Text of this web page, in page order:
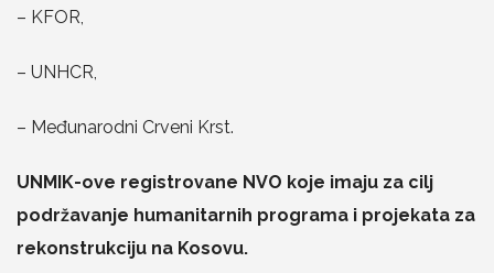
– KFOR,
– UNHCR,
– Međunarodni Crveni Krst.
UNMIK-ove registrovane NVO koje imaju za cilj
podržavanje humanitarnih programa i projekata za
rekonstrukciju na Kosovu.